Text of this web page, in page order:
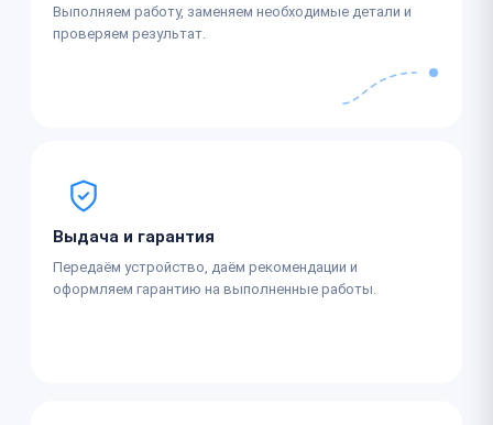
Выполняем работу, заменяем необходимые детали и
проверяем результат.
Выдача и гарантия
Передаём устройство, даём рекомендации и
оформляем гарантию на выполненные работы.